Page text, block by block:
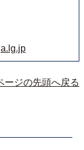
ージの先頭へ戻る